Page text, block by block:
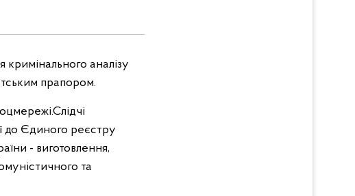
кримінального аналізу
прапором.
до Єдиного реєстру
- виготовлення,
та